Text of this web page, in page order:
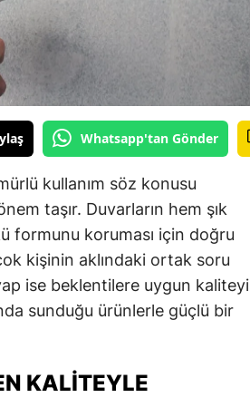
Whatsapp'tan Gönder
kullanım söz konusu
taşır. Duvarların hem şık
formunu koruması için doğru
kişinin aklındaki ortak soru
ise beklentilere uygun kaliteyi
sunduğu ürünlerle güçlü bir
KALITEYLE